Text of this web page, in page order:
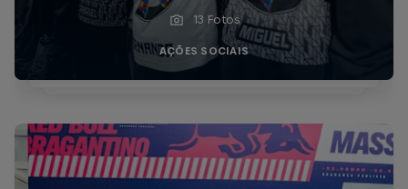
13 Fotos
AÇÕES SOCIAIS